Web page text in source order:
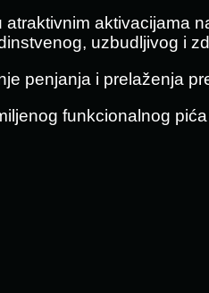
aktivacijama
uzbudljivog i
penjanja i prelaženja
funkcionalnog